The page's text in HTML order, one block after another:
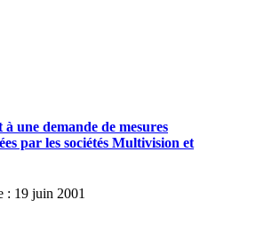
une demande de mesures
par les sociétés Multivision et
: 19 juin 2001